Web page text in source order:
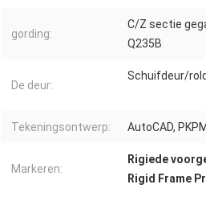
gording:
C/Z sectie
Q235B
De deur:
Schuifdeur/
Tekeningsontwerp: AutoCAD,
Markeren:
Rigiede
Rigid Frame